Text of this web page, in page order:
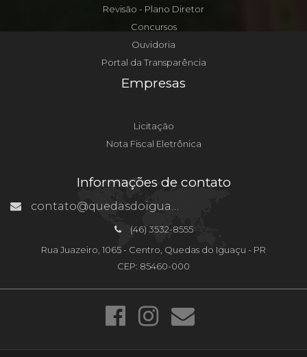
Revisão - Plano Diretor
Concursos
Ouvidoria
Portal da Transparência
Empresas
Licitação
Nota Fiscal Eletrônica
Informações de contato
contato@quedasdoiguacu.pr.gov.br
(46) 3532-8555
Rua Juazeiro, 1065 - Centro, Quedas do Iguaçu - PR
CEP: 85460-000